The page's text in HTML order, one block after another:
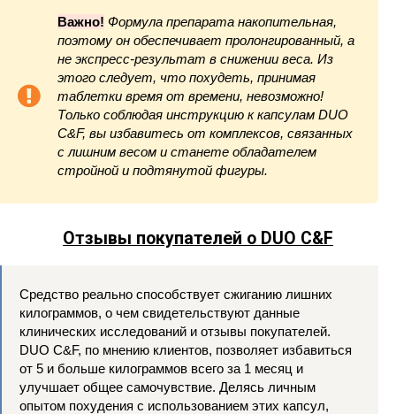
Важно! Формула препарата накопительная,
поэтому он обеспечивает пролонгированный, а
не экспресс-результат в снижении веса. Из
этого следует, что похудеть, принимая
таблетки время от времени, невозможно!
Только соблюдая инструкцию к капсулам DUO
C&F, вы избавитесь от комплексов, связанных
с лишним весом и станете обладателем
стройной и подтянутой фигуры.
Отзывы покупателей о DUO C&F
Средство реально способствует сжиганию лишних
килограммов, о чем свидетельствуют данные
клинических исследований и отзывы покупателей.
DUO C&F, по мнению клиентов, позволяет избавиться
от 5 и больше килограммов всего за 1 месяц и
улучшает общее самочувствие. Делясь личным
опытом похудения с использованием этих капсул,